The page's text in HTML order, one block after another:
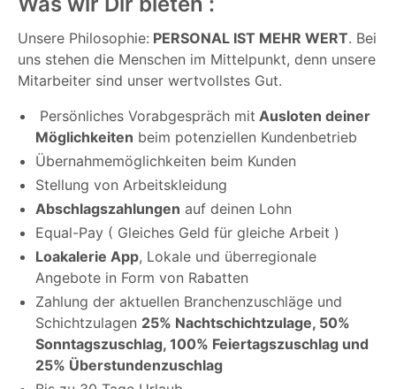
Unsere Philosophie: PERSONAL IST MEHR WERT. Bei
uns stehen die Menschen im Mittelpunkt, denn unsere
Mitarbeiter sind unser wertvollstes Gut.
Persönliches Vorabgespräch mit Ausloten deiner
Möglichkeiten beim potenziellen Kundenbetrieb
Übernahmemöglichkeiten beim Kunden
Stellung von Arbeitskleidung
Abschlagszahlungen auf deinen Lohn
Equal-Pay ( Gleiches Geld für gleiche Arbeit )
Loakalerie App, Lokale und überregionale
Angebote in Form von Rabatten
Zahlung der aktuellen Branchenzuschläge und
Schichtzulagen 25% Nachtschichtzulage, 50%
Sonntagszuschlag, 100% Feiertagszuschlag und
25% Überstundenzuschlag